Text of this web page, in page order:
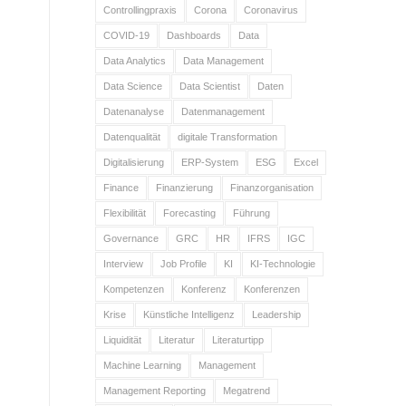
Controllingpraxis Corona Coronavirus
COVID-19 Dashboards Data
Data Analytics Data Management
Data Science Data Scientist Daten
Datenanalyse Datenmanagement
Datenqualität digitale Transformation
Digitalisierung ERP-System ESG Excel
Finance Finanzierung Finanzorganisation
Flexibilität Forecasting Führung
Governance GRC HR IFRS IGC
Interview Job Profile KI KI-Technologie
Kompetenzen Konferenz Konferenzen
Krise Künstliche Intelligenz Leadership
Liquidität Literatur Literaturtipp
Machine Learning Management
Management Reporting Megatrend